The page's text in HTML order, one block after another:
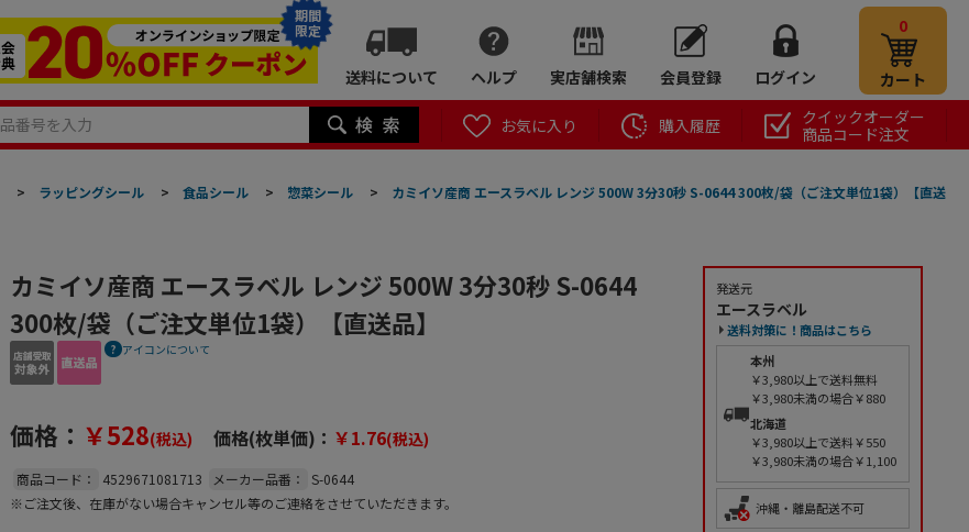
期間
限定
送料について ヘルプ 実店舗検索 会員登録 ログイン
0
カート
お気に入り 購入履歴
クイックオーダー
商品コード注文
> ラッピングシール > 食品シール > 惣菜シール >
カミイソ産商 エースラベル レンジ 500W 3分30秒 S-0644 300枚/袋（ご注文単位1袋）【直送
カミイソ産商 エースラベル レンジ 500W 3分30秒 S-0644
300枚/袋（ご注文単位1袋）【直送品】
アイコンについて
価格： ￥528(税込) 価格(枚単価)： ￥1.76(税込)
商品コード： 4529671081713 メーカー品番：
S-0644
※ご注文後、在庫がない場合キャンセル等のご連絡をさせていただきます。
発送元
エースラベル
送料対策に！商品はこちら
本州
￥3,980以上で送料無料
￥3,980未満の場合￥880
北海道
￥3,980以上で送料￥550
￥3,980未満の場合￥1,100
沖縄・離島配送不可